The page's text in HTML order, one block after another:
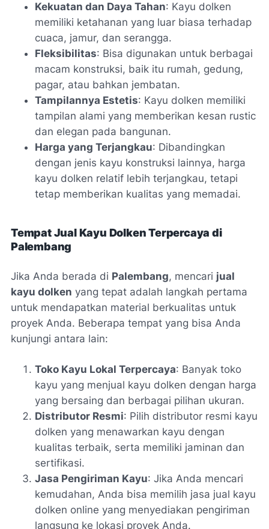
Kekuatan dan Daya Tahan: Kayu dolken
memiliki ketahanan yang luar biasa terhadap
cuaca, jamur, dan serangga.
Fleksibilitas: Bisa digunakan untuk berbagai
macam konstruksi, baik itu rumah, gedung,
pagar, atau bahkan jembatan.
Tampilannya Estetis: Kayu dolken memiliki
tampilan alami yang memberikan kesan rustic
dan elegan pada bangunan.
Harga yang Terjangkau: Dibandingkan
dengan jenis kayu konstruksi lainnya, harga
kayu dolken relatif lebih terjangkau, tetapi
tetap memberikan kualitas yang memadai.
Tempat Jual Kayu Dolken Terpercaya di
Palembang
Jika Anda berada di Palembang, mencari jual
kayu dolken yang tepat adalah langkah pertama
untuk mendapatkan material berkualitas untuk
proyek Anda. Beberapa tempat yang bisa Anda
kunjungi antara lain:
Toko Kayu Lokal Terpercaya: Banyak toko
kayu yang menjual kayu dolken dengan harga
yang bersaing dan berbagai pilihan ukuran.
Distributor Resmi: Pilih distributor resmi kayu
dolken yang menawarkan kayu dengan
kualitas terbaik, serta memiliki jaminan dan
sertifikasi.
Jasa Pengiriman Kayu: Jika Anda mencari
kemudahan, Anda bisa memilih jasa jual kayu
dolken online yang menyediakan pengiriman
langsung ke lokasi proyek Anda.